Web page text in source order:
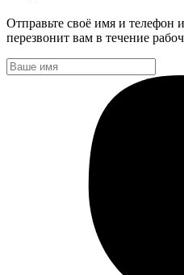
Отправьте своё имя и телефон
перезвонит вам в течение